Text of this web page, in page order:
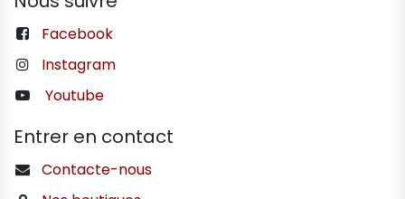
Facebook
Instagram
Youtube
Entrer en contact
Contacte-nous